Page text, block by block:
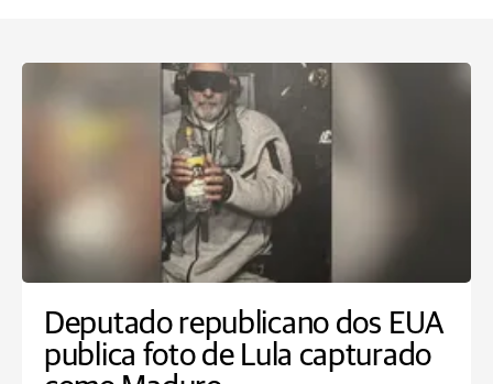
Deputado republicano dos EUA
publica foto de Lula capturado